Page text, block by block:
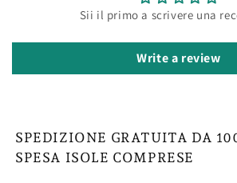
Sii il primo a scrivere una
Write a review
SPEDIZIONE GRATUITA DA
SPESA ISOLE COMPRESE